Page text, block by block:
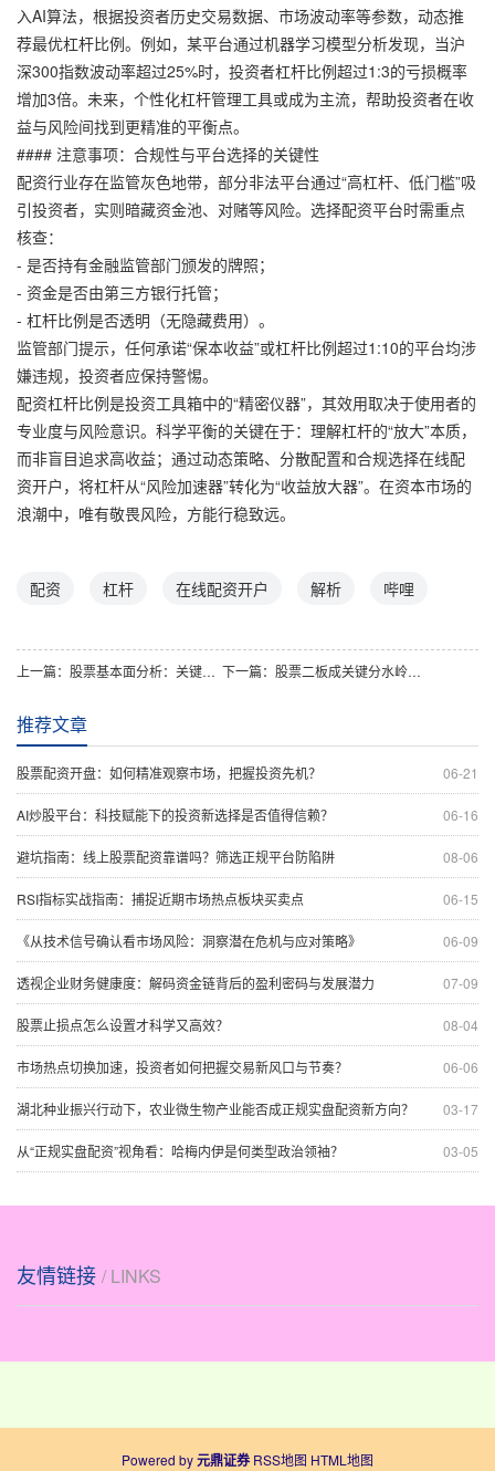
入AI算法，根据投资者历史交易数据、市场波动率等参数，动态推
荐最优杠杆比例。例如，某平台通过机器学习模型分析发现，当沪
深300指数波动率超过25%时，投资者杠杆比例超过1:3的亏损概率
增加3倍。未来，个性化杠杆管理工具或成为主流，帮助投资者在收
益与风险间找到更精准的平衡点。
#### 注意事项：合规性与平台选择的关键性
配资行业存在监管灰色地带，部分非法平台通过“高杠杆、低门槛”吸
引投资者，实则暗藏资金池、对赌等风险。选择配资平台时需重点
核查：
- 是否持有金融监管部门颁发的牌照；
- 资金是否由第三方银行托管；
- 杠杆比例是否透明（无隐藏费用）。
监管部门提示，任何承诺“保本收益”或杠杆比例超过1:10的平台均涉
嫌违规，投资者应保持警惕。
配资杠杆比例是投资工具箱中的“精密仪器”，其效用取决于使用者的
专业度与风险意识。科学平衡的关键在于：理解杠杆的“放大”本质，
而非盲目追求高收益；通过动态策略、分散配置和合规选择在线配
资开户，将杠杆从“风险加速器”转化为“收益放大器”。在资本市场的
浪潮中，唯有敬畏风险，方能行稳致远。
配资 杠杆 在线配资开户 解析 哔哩
上一篇： 股票基本面分析：关键指标与实用解读指南 下一篇： 股票二板成关键分水岭：原因解析与市场影响探究
推荐文章
06-21
股票配资开盘：如何精准观察市场，把握投资先机？
06-16
AI炒股平台：科技赋能下的投资新选择是否值得信赖？
08-06
避坑指南：线上股票配资靠谱吗？筛选正规平台防陷阱
06-15
RSI指标实战指南：捕捉近期市场热点板块买卖点
06-09
《从技术信号确认看市场风险：洞察潜在危机与应对策略》
07-09
透视企业财务健康度：解码资金链背后的盈利密码与发展潜力
08-04
股票止损点怎么设置才科学又高效？
06-06
市场热点切换加速，投资者如何把握交易新风口与节奏？
03-17
湖北种业振兴行动下，农业微生物产业能否成正规实盘配资新方向？
03-05
从“正规实盘配资”视角看：哈梅内伊是何类型政治领袖？
友情链接 / LINKS
Powered by元鼎证券 RSS地图 HTML地图